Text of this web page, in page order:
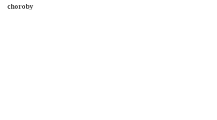
choroby